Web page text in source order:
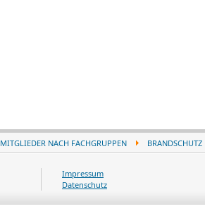
MITGLIEDER NACH FACHGRUPPEN BRANDSCHUTZ
Impressum
Datenschutz